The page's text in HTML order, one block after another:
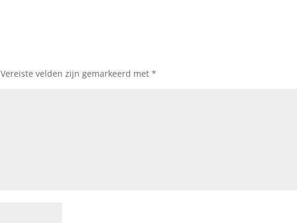
Vereiste velden zijn gemarkeerd met*